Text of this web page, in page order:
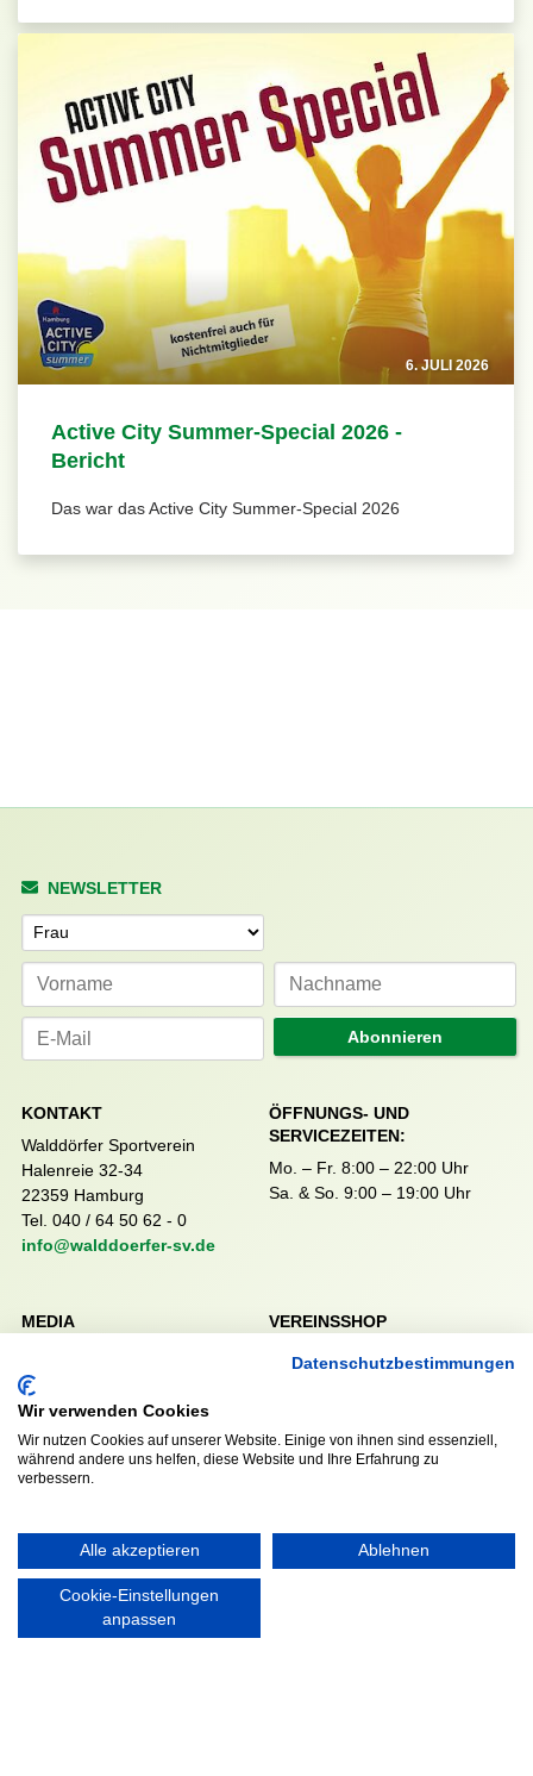
6. JULI 2026
Active City Summer-Special 2026 -
Bericht
Das war das Active City Summer-Special 2026
NEWSLETTER
Anrede
Abonnieren
KONTAKT
Walddörfer Sportverein
Halenreie 32-34
22359 Hamburg
Tel. 040 / 64 50 62 - 0
info@walddoerfer-sv.de
ÖFFNUNGS- UND
SERVICEZEITEN:
Mo. – Fr. 8:00 – 22:00 Uhr
Sa. & So. 9:00 – 19:00 Uhr
MEDIA VEREINSSHOP
Impressum
Datenschutzerklärung
Datenschutzbestimmungen
Wir verwenden Cookies
Wir nutzen Cookies auf unserer Website. Einige von ihnen sind essenziell,
während andere uns helfen, diese Website und Ihre Erfahrung zu
verbessern.
Alle akzeptieren Ablehnen
Cookie-Einstellungen
anpassen